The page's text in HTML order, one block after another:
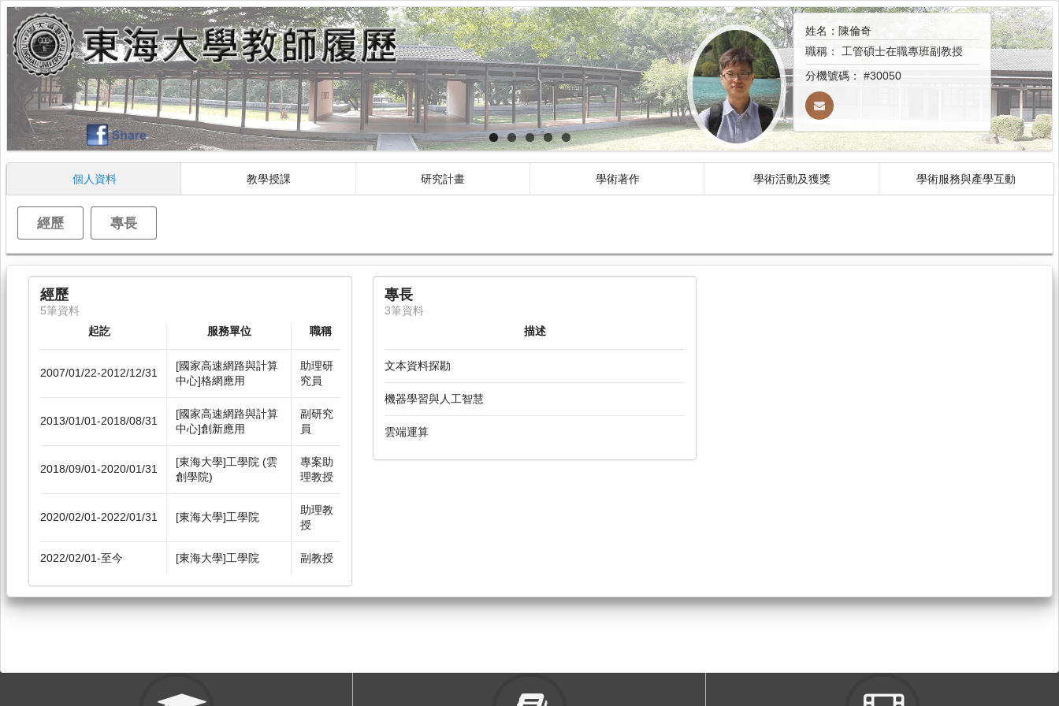
姓名：陳倫奇
職稱： 工管碩士在職專班副教授
分機號碼： #30050
個人資料 教學授課 研究計畫 學術著作 學術活動及獲獎 學術服務與產學互動
經歷 專長
經歷
5筆資料
起訖
服務單位 職稱
2007/01/22-2012/12/31
[國家高速網路與計算
中心]格網應用
助理研
究員
2013/01/01-2018/08/31
[國家高速網路與計算
中心]創新應用
副研究
員
2018/09/01-2020/01/31
[東海大學]工學院 (雲
創學院)
專案助
理教授
2020/02/01-2022/01/31 [東海大學]工學院
助理教
授
2022/02/01-至今 [東海大學]工學院 副教授
專長
3筆資料
描述
文本資料探勘
機器學習與人工智慧
雲端運算